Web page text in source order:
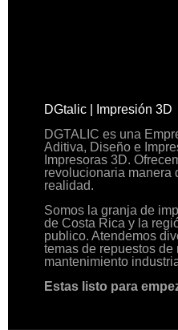
DGtalic | Impresión 3D
DGTALIC es una
Aditiva, Diseño e
Impresoras 3D.
revolucionaria manera
realidad.
Somos la granja de
de Costa Rica y la
publico. Atendemos
temas de repuestos
mantenimiento
Estas listo para